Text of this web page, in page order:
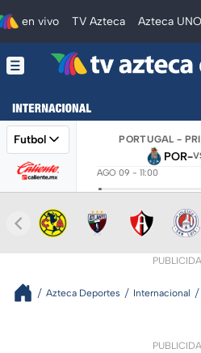
en vivo TV Azteca Azteca UNO
Futbol PORTUGAL -
POR-
AGO 09 - 11:00
Azteca Deportes Internacional